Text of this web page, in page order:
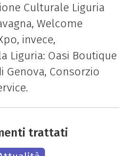
Culturale Liguria
Welcome
invece,
Liguria: Oasi Boutique
Genova, Consorzio
trattati